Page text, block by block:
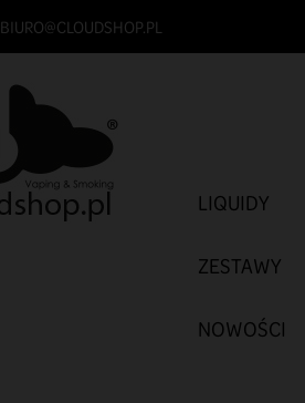
BIURO@CLOUDSHOP.PL
LIQUIDY
ZESTAWY
NOWOŚCI